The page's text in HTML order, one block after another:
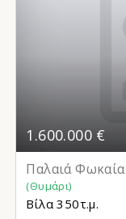
1.600.000 €
Παλαιά Φωκαία
(Θυμάρι)
Βίλα 350τ.μ.